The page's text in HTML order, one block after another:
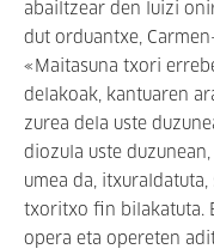
abailtzear den luizi
dut orduantxe,
«Maitasuna txori
delakoak, kantuaren
zurea dela uste
diozula uste
umea da,
txoritxo fin bilakatuta.
opera eta opereten